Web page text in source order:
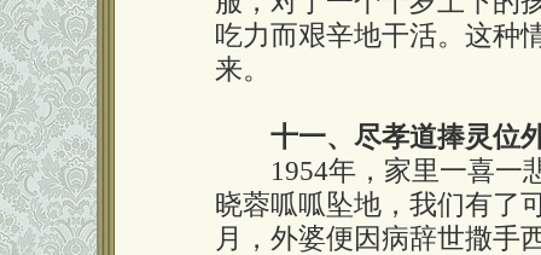
吃力而艰辛地干活。这种
来。
十一、尽孝道捧灵位
1954年，家里一喜一
晓蓉呱呱坠地，我们有了
月，外婆便因病辞世撒手